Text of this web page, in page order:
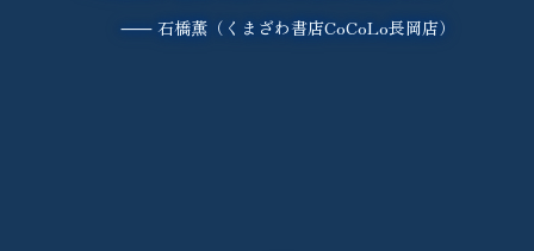
⸺ 石橋薫（くまざわ書店CoCoLo長岡店）